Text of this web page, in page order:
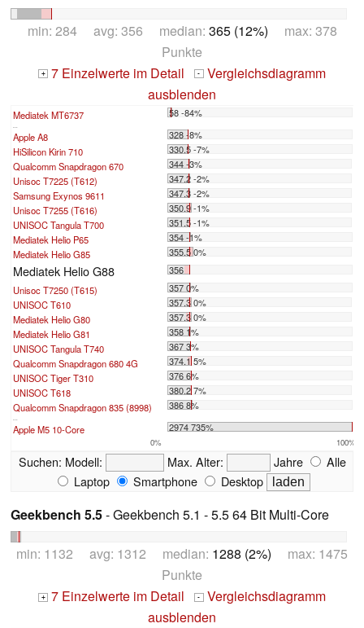
min: 284 avg: 356 median: 365 (12%) max: 378
Punkte
+ 7 Einzelwerte im Detail - Vergleichsdiagramm
ausblenden
Mediatek MT6737 58 -84%
Apple A8
328 -8%
HiSilicon Kirin 710
330.5 -7%
Qualcomm Snapdragon 670
344 -3%
Unisoc T7225 (T612)
347.2 -2%
Samsung Exynos 9611
347.3 -2%
Unisoc T7255 (T616)
350.9 -1%
UNISOC Tangula T700
351.5 -1%
Mediatek Helio P65
354 -1%
Mediatek Helio G85
355.5 0%
Mediatek Helio G88
356
Unisoc T7250 (T615)
357 0%
UNISOC T610
357.3 0%
Mediatek Helio G80
357.3 0%
Mediatek Helio G81
358 1%
UNISOC Tangula T740
367 3%
Qualcomm Snapdragon 680 4G
374.1 5%
UNISOC Tiger T310
376 6%
UNISOC T618
380.2 7%
Qualcomm Snapdragon 835 (8998)
386 8%
Apple M5 10-Core 2974 735%
0% 100%
Suchen: Modell: Max. Alter: Jahre
Alle
Laptop
Smartphone Desktop
Geekbench 5.5- Geekbench 5.1 - 5.5 64 Bit Multi-Core
min: 1132 avg: 1312 median: 1288 (2%) max: 1475
Punkte
+ 7 Einzelwerte im Detail - Vergleichsdiagramm
ausblenden